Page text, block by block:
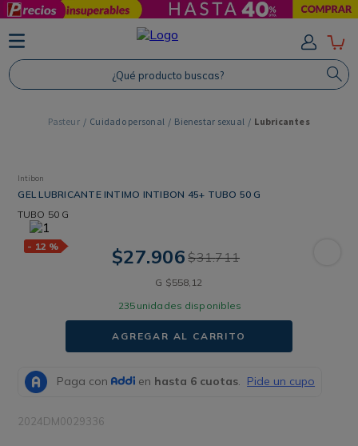
¿Qué producto buscas?
Cuidado personal Bienestar sexual Lubricantes
Intibon
GEL LUBRICANTE INTIMO INTIBON 45+ TUBO 50 G
TUBO 50 G
- 12 % $27.906 $31.711
G $558 12
235 unidades disponibles
AGREGAR AL CARRITO
2024DM0029336
TÉRMINOS MÁS BUSCADOS
1. Protector Solar
2. Shampoo
Proteina